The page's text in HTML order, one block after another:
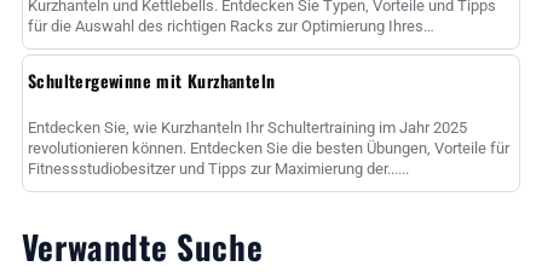
Kurzhanteln und Kettlebells. Entdecken Sie Typen, Vorteile und Tipps
für die Auswahl des richtigen Racks zur Optimierung Ihres
Fitnessstudios sp......
Schultergewinne mit Kurzhanteln
Entdecken Sie, wie Kurzhanteln Ihr Schultertraining im Jahr 2025
revolutionieren können. Entdecken Sie die besten Übungen, Vorteile für
Fitnessstudiobesitzer und Tipps zur Maximierung der......
Verwandte Suche